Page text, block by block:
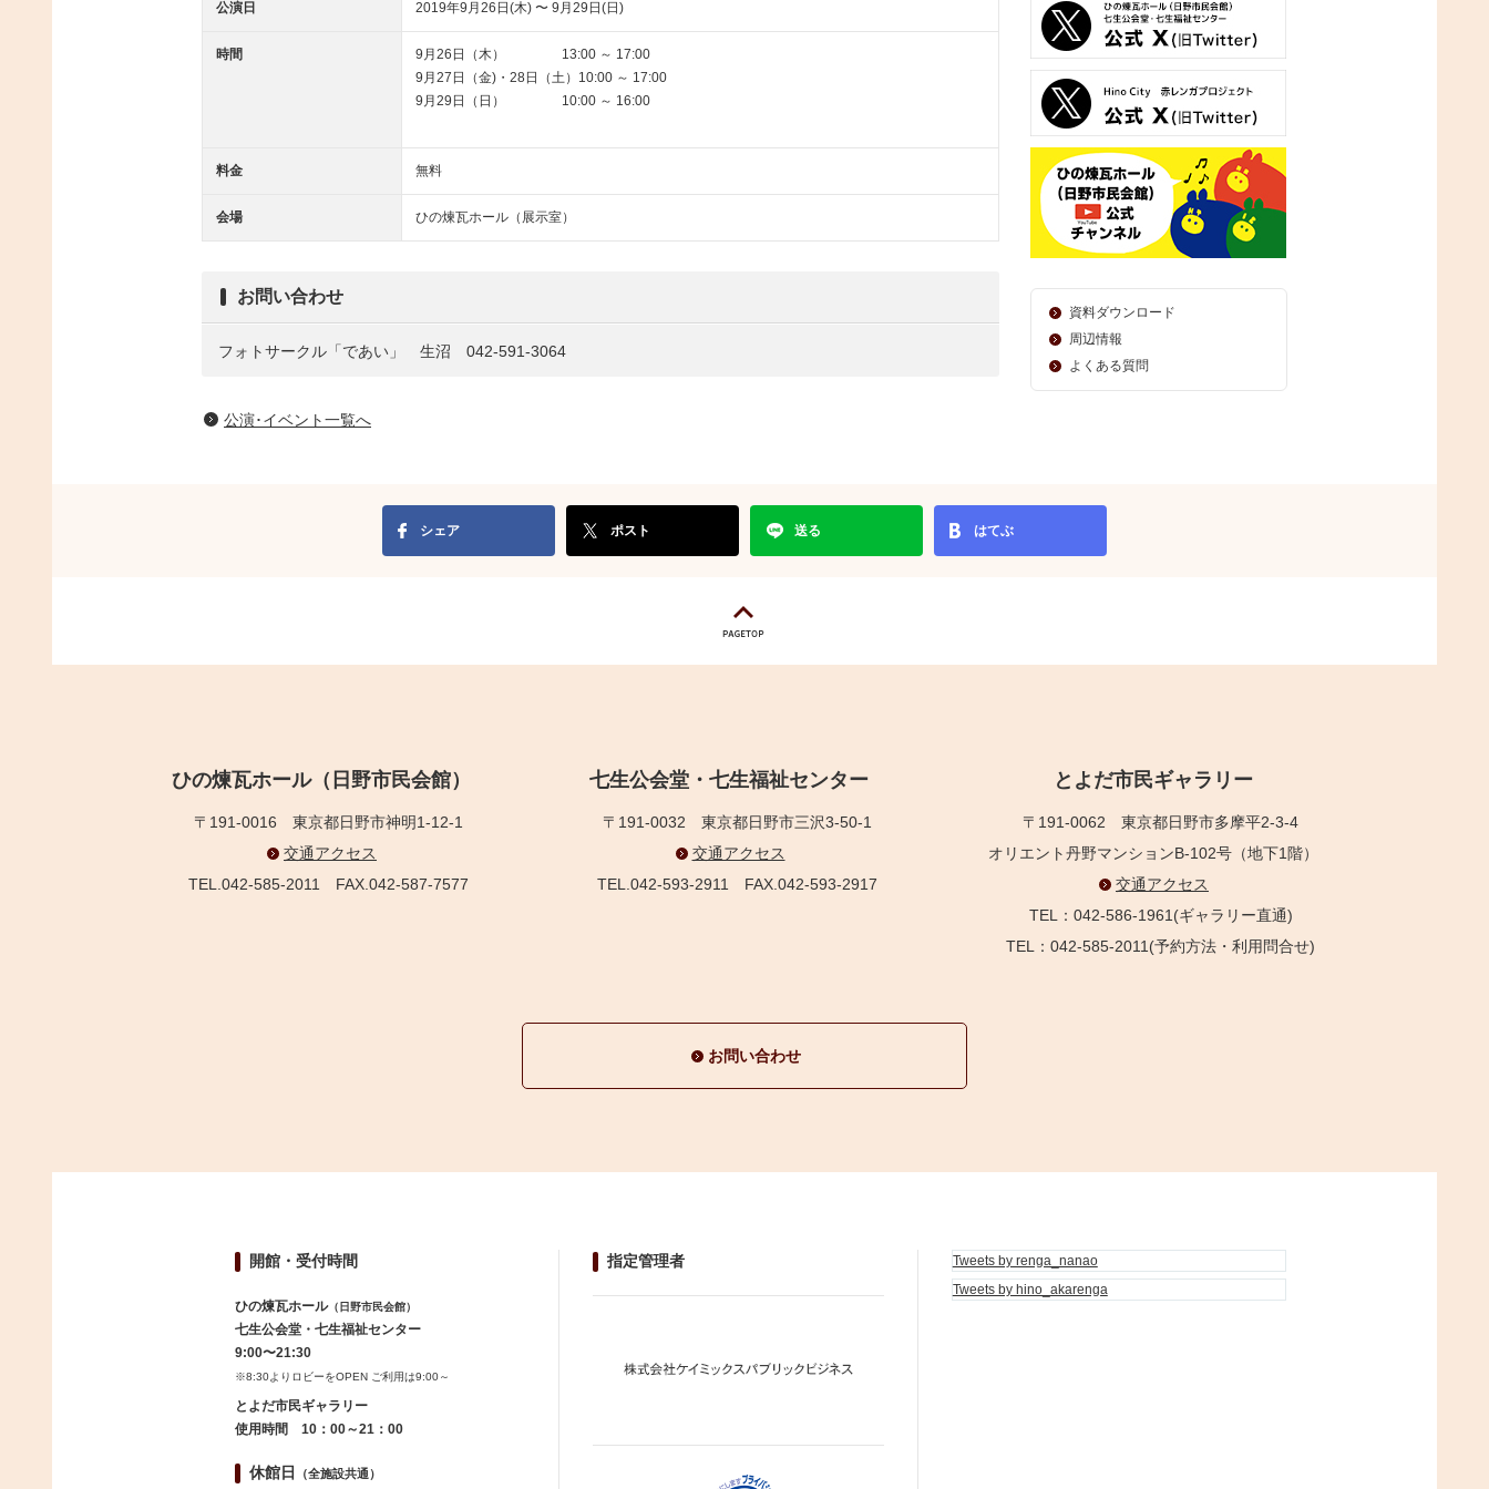
公演日 2019年9月26日(木) 〜 9月29日(日)
時間
9月26日（木） 13:00 ～ 17:00
9月27日（金)・28日（土）10:00 ～ 17:00
9月29日（日） 10:00 ～ 16:00
料金 無料
会場 ひの煉瓦ホール（展示室）
お問い合わせ
フォトサークル「であい」 生沼 042-591-3064
公演･イベント一覧へ
資料ダウンロード
周辺情報
よくある質問
シェア ポスト 送る はてぶ
ひの煉瓦ホール（日野市民会館）
〒191-0016 東京都日野市神明1-12-1
交通アクセス
TEL.042-585-2011 FAX.042-587-7577
七生公会堂・七生福祉センター
〒191-0032 東京都日野市三沢3-50-1
交通アクセス
TEL.042-593-2911 FAX.042-593-2917
とよだ市民ギャラリー
〒191-0062 東京都日野市多摩平2-3-4
オリエント丹野マンションB-102号（地下1階）
交通アクセス
TEL：042-586-1961(ギャラリー直通)
TEL：042-585-2011(予約方法・利用問合せ)
お問い合わせ
開館・受付時間
ひの煉瓦ホール（日野市民会館）
七生公会堂・七生福祉センター
9:00〜21:30
※8:30よりロビーをOPEN ご利用は9:00～
とよだ市民ギャラリー
使用時間 10：00～21：00
休館日 （全施設共通）
指定管理者
Tweets by renga_nanao
Tweets by hino_akarenga